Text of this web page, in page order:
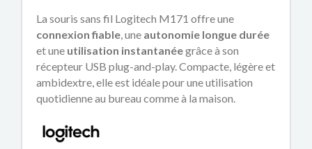
La souris sans fil Logitech M171 offre une
connexion fiable, une autonomie longue durée
et une utilisation instantanéegrâce à son
récepteur USB plug-and-play. Compacte, légère et
ambidextre, elle est idéale pour une utilisation
quotidienne au bureau comme à la maison.